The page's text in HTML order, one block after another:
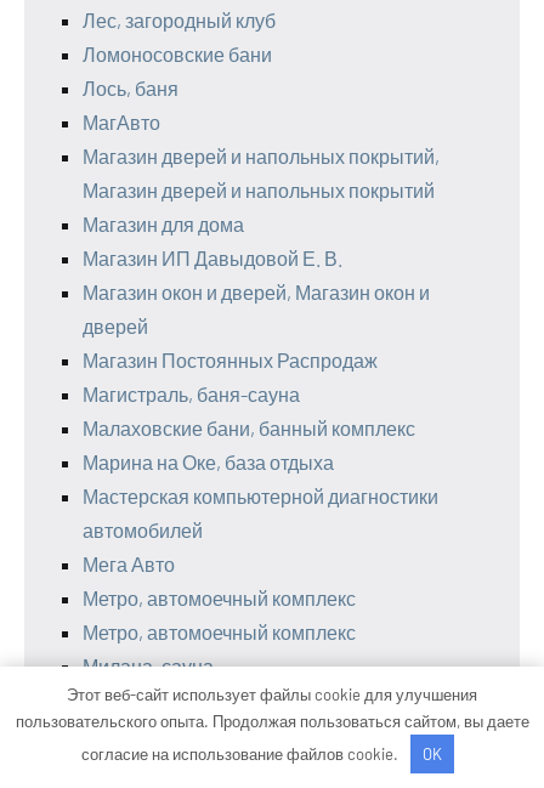
Лес, загородный клуб
Ломоносовские бани
Лось, баня
МагАвто
Магазин дверей и напольных покрытий,
Магазин дверей и напольных покрытий
Магазин для дома
Магазин ИП Давыдовой Е. В.
Магазин окон и дверей, Магазин окон и
дверей
Магазин Постоянных Распродаж
Магистраль, баня-сауна
Малаховские бани, банный комплекс
Марина на Оке, база отдыха
Мастерская компьютерной диагностики
автомобилей
Мега Авто
Метро, автомоечный комплекс
Метро, автомоечный комплекс
Милана, сауна
Мировые бани, банный комплекс
Мой авто, автосервис по ремонту и
обслуживанию японских автомобилей
Этот веб-сайт использует файлы cookie для улучшения
пользовательского опыта. Продолжая пользоваться сайтом, вы даете
согласие на использование файлов cookie.
OK